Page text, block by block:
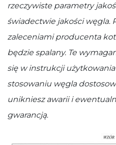
rzeczywiste parametry
świadectwie jakości węgla.
zaleceniami producenta
będzie spalany. Te
się w instrukcji
stosowaniu węgla
unikniesz awarii i
gwarancją.